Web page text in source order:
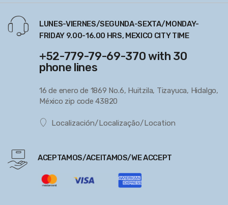
LUNES-VIERNES/SEGUNDA-SEXTA/MONDAY-
FRIDAY 9.00-16.00 HRS, MEXICO CITY TIME
+52-779-79-69-370 with 30
phone lines
16 de enero de 1869 No.6, Huitzila, Tizayuca, Hidalgo,
México zip code 43820
Localización/Localização/Location
ACEPTAMOS/ACEITAMOS/WE ACCEPT